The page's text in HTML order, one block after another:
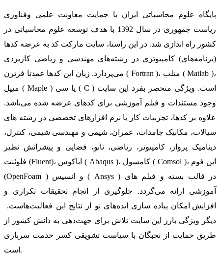
پایگاه علوم محاسباتی ایران با حمایت معاونت علمی وفناوری
ریاست جمهوری در سال 1392 با هدف توسعه علوم محاسباتی در
کشور راه اندازی شد. در این راستا، سایت مارکت کد به عرضه کدها
(برنامه‌های) کامپیوتری در رشته‌های مهندسی و ریاضی کاربردی
می‌پردازد. زبان این کدها عمدتا فرترن ( Fortran )، متلب ( Matlab )،
میپل ( Maple ) یا سی ( C ) است. ویژگی منحصر بفرد این سایت
وجود مستندات و فیلم آموزشی برای کدهای عرضه شده می‌باشد.
علاوه بر کدها، تجربیات کار با نرم افزارهای تخصصی در رشته های
سیالات، مکانیک جامدات، عمران، شیمی و مهندسی شیمی، کنترل،
دینامیک پرواز، کامپیوتر، ریاضی، نانو، فضایی و پیشرانش نظیر
فلوئنت (Fluent)، اباکوس ( Abaqus )، کامسول ( Comsol )، اپن فوم
(OpenFoam ) و انسیس ( Ansys ) در قالب بسته‌ و فیلم های
آموزشی ارائه می‌گردد. جلوگیری از انجام تحقیقات تکراری و
افزایش امکان پیاده سازی ایده‌های نو از نتایج این فعالیت‌هاست.
دیگر ویژگی بارز این سایت تلاش برای جهت‌دهی به دانش کشور از
طریق حمایت از نخبگان با سیاست تشویقی کسر خدمت سربازی
است.